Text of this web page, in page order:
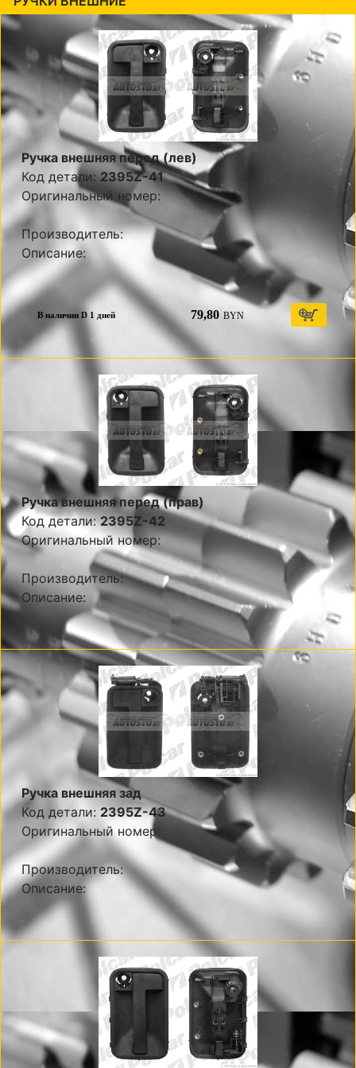
Ручка внешняя перед (лев)
Код детали:2395Z-41
Оригинальный номер:
Производитель:
Описание:
В наличии D 1 дней 79,80 BYN
Ручка внешняя перед (прав)
Код детали:2395Z-42
Оригинальный номер:
Производитель:
Описание:
Ручка внешняя зад
Код детали: 2395Z-43
Оригинальный номер:
Производитель:
Описание: